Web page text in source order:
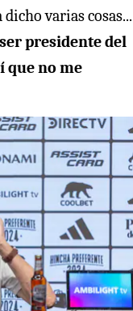
varias cosas...
presidente del
que no me